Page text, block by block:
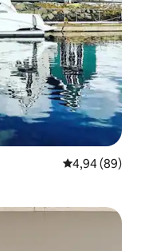
Note
4,94 (89)